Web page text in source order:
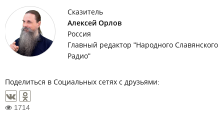
Сказитель
Алексей Орлов
Россия
Главный редактор "Народного Славянского
Радио"
Поделиться в Социальных сетях с друзьями:
1714